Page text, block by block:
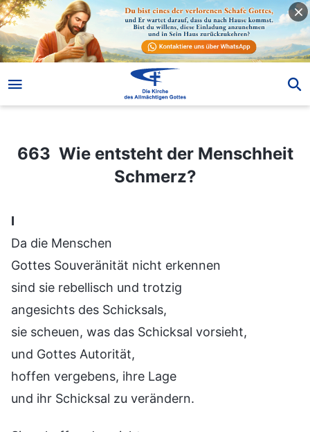
663 Wie entsteht der Menschheit Schmerz?
663 Wie entsteht der Menschheit
Schmerz?
Ⅰ
Da die Menschen
Gottes Souveränität nicht erkennen
sind sie rebellisch und trotzig
angesichts des Schicksals,
sie scheuen, was das Schicksal vorsieht,
und Gottes Autorität,
hoffen vergebens, ihre Lage
und ihr Schicksal zu verändern.